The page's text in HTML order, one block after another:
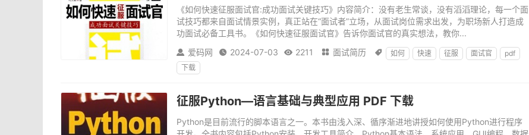
《如何快速征服面试官:成功面试关键技巧》内容简介：没有老生常谈，没有滔滔理论，每一个面
试技巧都来自面试情景实例，真正站在“面试者”立场，从面试岗位需求出发，为职场新人打造成
功面试必备工具书。《如何快速征服面试官》告诉你面试官的真实想法，教你...
 爱码网  2024-07-03  2211  面试简历  如何 快速 征服 面试官
pdf
下载
征服Python—语言基础与典型应用 PDF 下载
Python是目前流行的脚本语言之一。本书由浅入深、循序渐进地讲授如何使用Python进行程序